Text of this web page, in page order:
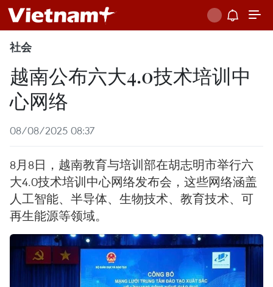
社会
越南公布六大4.0技术培训中
心网络
08/08/2025 08:37
8月8日，越南教育与培训部在胡志明市举行六
大4.0技术培训中心网络发布会，这些网络涵盖
人工智能、半导体、生物技术、教育技术、可
再生能源等领域。